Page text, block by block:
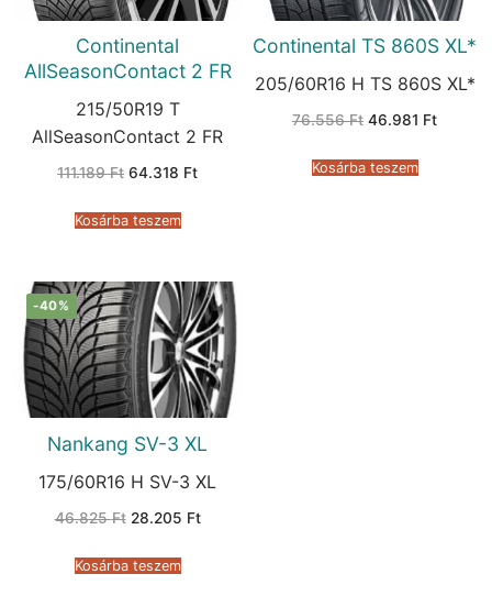
Continental
AllSeasonContact 2 FR
215/50R19 T
AllSeasonContact 2 FR
111.189Ft Original
111.189 Ft.
64.318 FtCurrent
Kosárba teszem
Continental TS 860S XL*
205/60R16 H TS 860S XL*
76.556Ft Original
76.556 Ft.
46.981 FtCurrent
Kosárba teszem
-40%
Nankang SV-3 XL
175/60R16 H SV-3 XL
46.825Ft Original
46.825 Ft.
28.205 FtCurrent
Kosárba teszem